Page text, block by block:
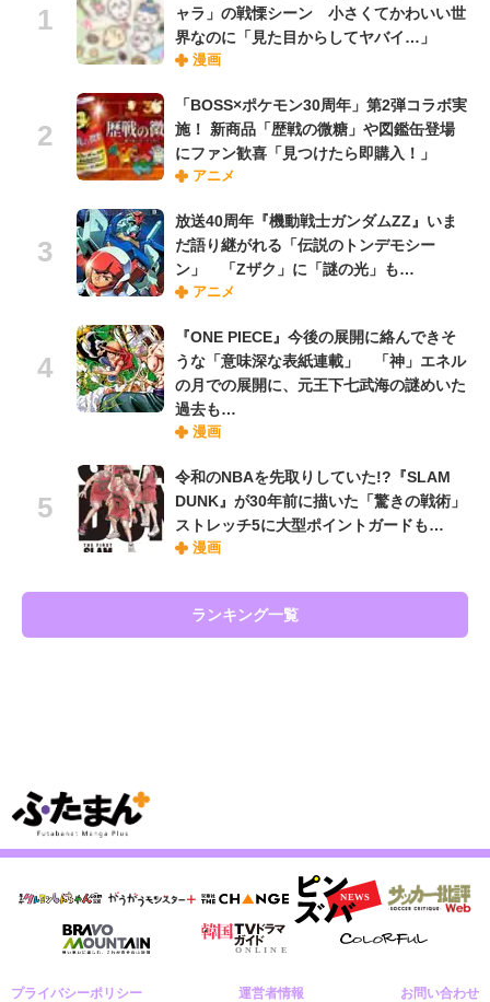
ャラ」の戦慄シーン 小さくてかわいい世
界なのに「見た目からしてヤバイ…」
漫画
「BOSS×ポケモン30周年」第2弾コラボ実
施！ 新商品「歴戦の微糖」や図鑑缶登場
にファン歓喜「見つけたら即購入！」
アニメ
放送40周年『機動戦士ガンダムZZ』いま
だ語り継がれる「伝説のトンデモシー
ン」 「Zザク」に「謎の光」も…
アニメ
『ONE PIECE』今後の展開に絡んできそ
うな「意味深な表紙連載」 「神」エネル
の月での展開に、元王下七武海の謎めいた
過去も…
漫画
令和のNBAを先取りしていた!?『SLAM
DUNK』が30年前に描いた「驚きの戦術」
ストレッチ5に大型ポイントガードも…
漫画
ランキング一覧
プライバシーポリシー 運営者情報 お問い合わせ